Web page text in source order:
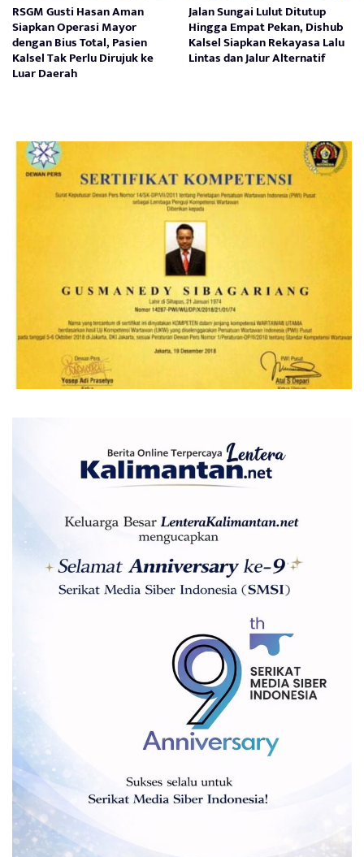
RSGM Gusti Hasan Aman
Siapkan Operasi Mayor
dengan Bius Total, Pasien
Kalsel Tak Perlu Dirujuk ke
Luar Daerah
Jalan Sungai Lulut Ditutup
Hingga Empat Pekan, Dishub
Kalsel Siapkan Rekayasa Lalu
Lintas dan Jalur Alternatif